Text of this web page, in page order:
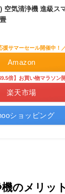
空気清浄機 進級ス
援サマーセール開催中！
Amazon
倍】お買い物マラソン
楽天市場
ショッピング
のメリッ